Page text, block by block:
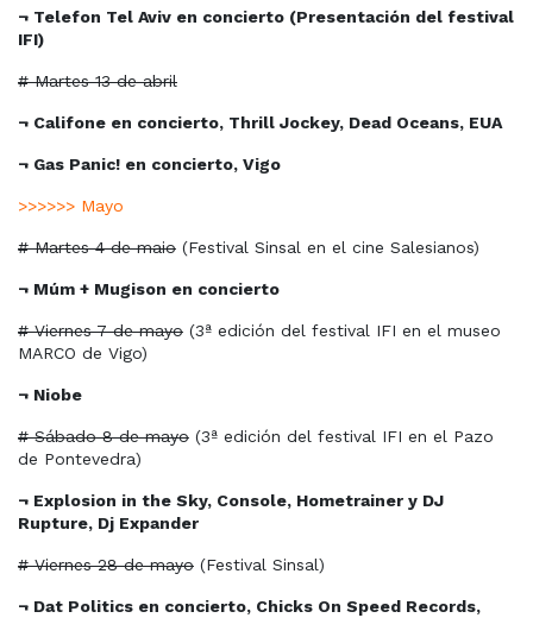
¬ Telefon Tel Aviv en concierto (Presentación del festival
IFI)
# Martes 13 de abril
¬ Califone en concierto, Thrill Jockey, Dead Oceans, EUA
¬ Gas Panic! en concierto, Vigo
>>>>>> Mayo
# Martes 4 de maio (Festival Sinsal en el cine Salesianos)
¬ Múm + Mugison en concierto
# Viernes 7 de mayo (3ª edición del festival IFI en el museo
MARCO de Vigo)
¬ Niobe
# Sábado 8 de mayo (3ª edición del festival IFI en el Pazo
de Pontevedra)
¬ Explosion in the Sky, Console, Hometrainer y DJ
Rupture, Dj Expander
# Viernes 28 de mayo (Festival Sinsal)
¬ Dat Politics en concierto, Chicks On Speed Records,